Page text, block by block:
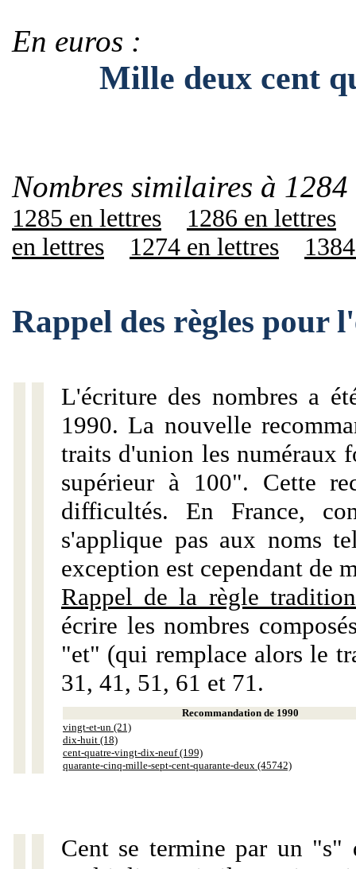
En euros :
Mille deux cent
Nombres similaires à
1285 en lettres
1286 en lettres
en lettres
1274 en lettres
Rappel des règles pour
L'écriture des nombres a
1990. La nouvelle
traits d'union les numéraux
supérieur à 100". Cette
difficultés. En France,
s'applique pas aux noms
exception est cependant de
Rappel de la règle
écrire les nombres
"et" (qui remplace alors le
31, 41, 51, 61 et 71.
Recommandation de 1990
vingt-et-un (21)
dix-huit (18)
cent-quatre-vingt-dix-neuf (199)
quarante-cinq-mille-sept-cent-quarante-deux (45742)
Cent se termine par un "s"